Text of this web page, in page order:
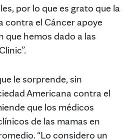
por lo que es grato que la
contra el Cáncer apoye
que hemos dado a las
le sorprende, sin
Americana contra el
que los médicos
de las mamas en
“Lo considero un